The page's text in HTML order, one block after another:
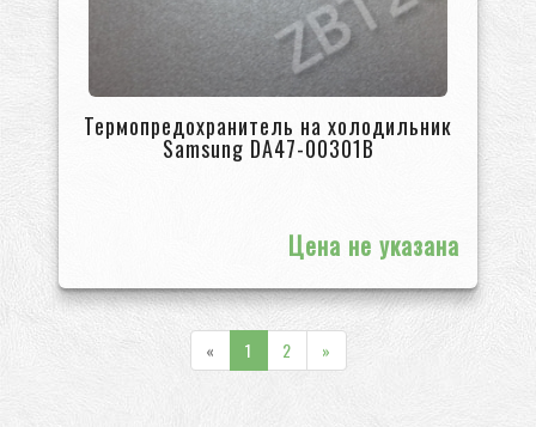
Термопредохранитель на холодильник
Samsung DA47-00301B
Цена не указана
« 1 2 »